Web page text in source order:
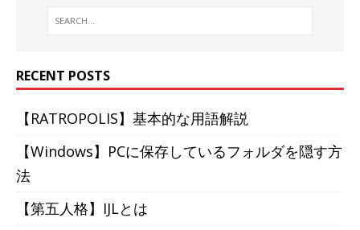
RECENT POSTS
【RATROPOLIS】基本的な用語解説
【Windows】PCに保存しているフォルダを隠す方
法
【第五人格】IJLとは